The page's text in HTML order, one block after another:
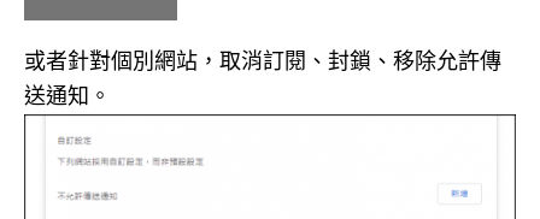
或者針對個別網站，取消訂閱、封鎖、移除允許傳
送通知。